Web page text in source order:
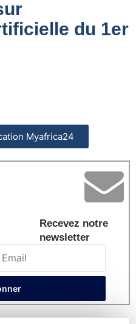
du 1er
Myafrica24
Recevez notre
newsletter